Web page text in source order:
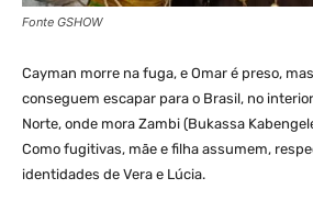
Fonte GSHOW
Cayman morre na fuga, e Omar é preso,
conseguem escapar para o Brasil, no
Norte, onde mora Zambi (Bukassa
Como fugitivas, mãe e filha assumem,
identidades de Vera e Lúcia.